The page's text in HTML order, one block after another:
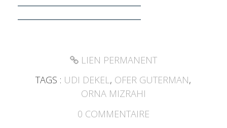
LIEN PERMANENT
TAGS : UDI DEKEL, OFER GUTERMAN,
ORNA MIZRAHI
0 COMMENTAIRE